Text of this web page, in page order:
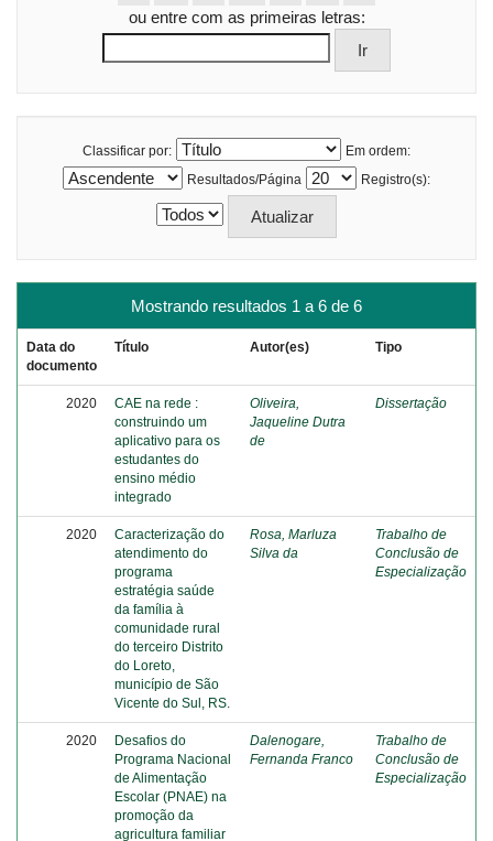
ou entre com as primeiras letras:
Classificar por:
Em ordem:
Resultados/Página
Registro(s):
Mostrando resultados 1 a 6 de 6
Data do
documento
Título Autor(es) Tipo
2020
CAE na rede :
construindo um
aplicativo para os
estudantes do
ensino médio
integrado
Oliveira,
Jaqueline Dutra
de
Dissertação
2020
Caracterização do
atendimento do
programa
estratégia saúde
da família à
comunidade rural
do terceiro Distrito
do Loreto,
município de São
Vicente do Sul, RS.
Rosa, Marluza
Silva da
Trabalho de
Conclusão de
Especialização
2020
Desafios do
Programa Nacional
de Alimentação
Escolar (PNAE) na
promoção da
agricultura familiar
Dalenogare,
Fernanda Franco
Trabalho de
Conclusão de
Especialização